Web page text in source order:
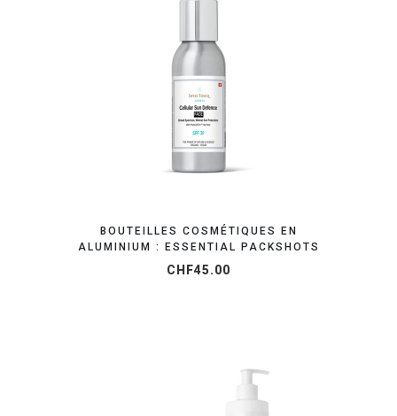
BOUTEILLES COSMÉTIQUES EN
ALUMINIUM : ESSENTIAL PACKSHOTS
CHF45.00